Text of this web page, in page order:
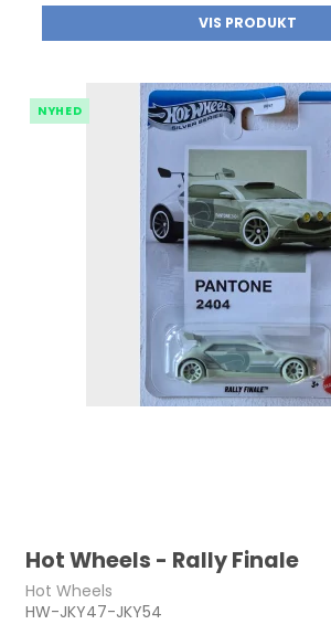
VIS PRODUKT
NYHED
Hot Wheels - Rally Finale
Hot Wheels
HW-JKY47-JKY54